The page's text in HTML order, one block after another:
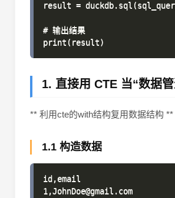
result =
# 输出结果
1. 直接用 CTE 当“数据
** 利用cte的with结构复用数据结构 **
1.1 构造数据
id,email
1,JohnDoe@gmail.com